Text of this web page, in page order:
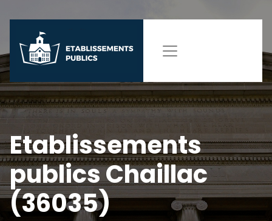
Etablissements
publics Chaillac
(36035)